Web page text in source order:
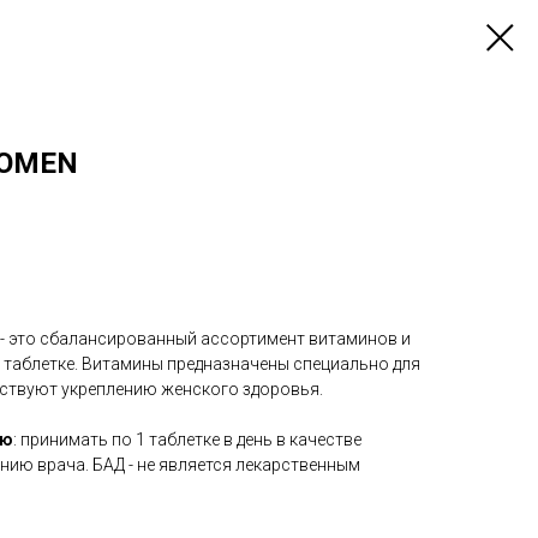
это сбалансированный ассортимент витаминов и
Витамины предназначены специально для
укреплению женского здоровья.
: принимать по 1 таблетке в день в качестве
врача. БАД - не является лекарственным